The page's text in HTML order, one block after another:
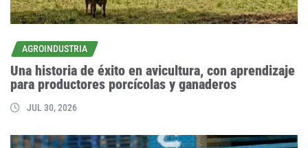
AGROINDUSTRIA
Una historia de éxito en avicultura, con aprendizaje
para productores porcícolas y ganaderos
JUL 30, 2026